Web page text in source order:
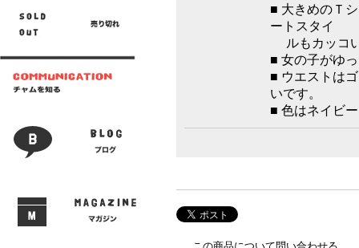
■ 大きめのＴ
ートスタイ
ルもカッコ
■ 女の子がゆ
■ ウエストは
いです。
■ 色はネイビ